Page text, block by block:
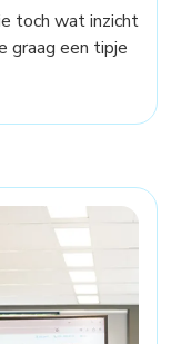
toch wat inzicht
graag een tipje